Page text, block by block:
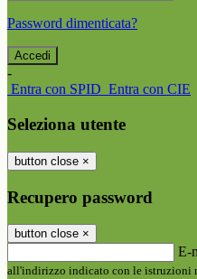
Password dimenticata?
-
Entra con SPID Entra con CIE
Seleziona utente
button close ×
Recupero password
button close ×
E-
all'indirizzo indicato con le istruzioni